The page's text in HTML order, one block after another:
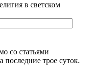
в светском
со статьями
трое суток.